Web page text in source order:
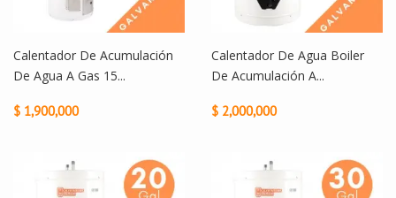
Calentador De Acumulación
De Agua A Gas 15...
$ 1,900,000
Calentador De Agua Boiler
De Acumulación A...
$ 2,000,000